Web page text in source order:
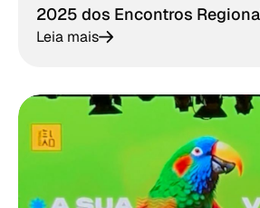
2025 dos Encontros
Leia mais